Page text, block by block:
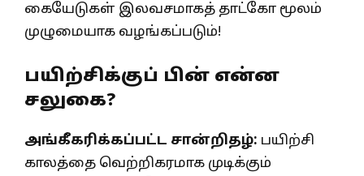
கையேடுகள் இலவசமாகத் தாட்கோ மூலம்
முழுமையாக வழங்கப்படும்!
பயிற்சிக்குப் பின் என்ன
சலுகை?
அங்கீகரிக்கப்பட்ட சான்றிதழ்: பயிற்சி
காலத்தை வெற்றிகரமாக முடிக்கும்